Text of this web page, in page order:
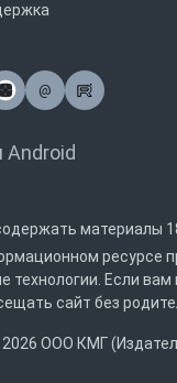
@
Почта
Android
материалы
ресурсе
технологии. Если вам
сайт без
ООО КМГ